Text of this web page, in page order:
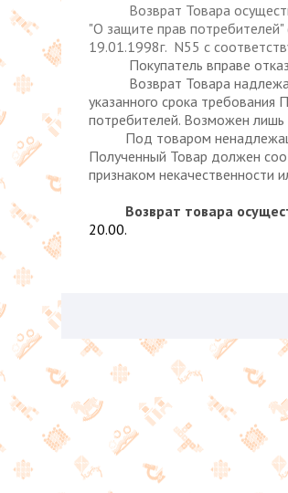
Возврат Товара
"О защите прав
19.01.1998г. N55 с
Покупатель вправе
Возврат Товара
указанного срока
потребителей. Возможен
Под товаром
Полученный Товар должен
признаком некачественности
Возврат товара
20.00.